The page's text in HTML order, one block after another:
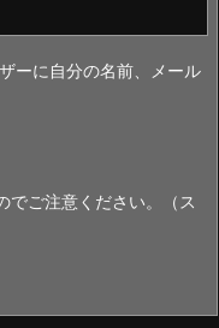
ーに自分の名前、メール
でご注意ください。（ス